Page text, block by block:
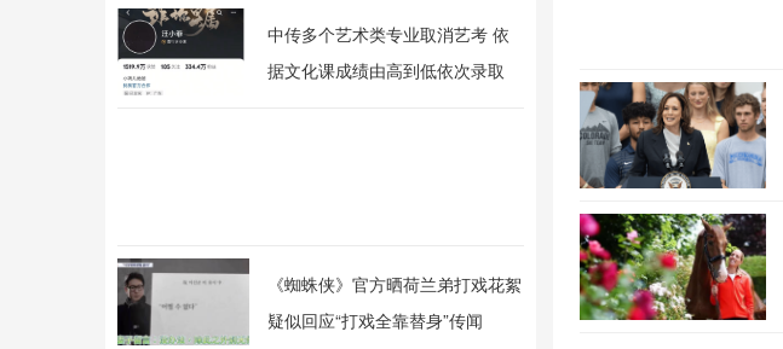
中传多个艺术类专业取消艺考 依
据文化课成绩由高到低依次录取
《蜘蛛侠》官方晒荷兰弟打戏花絮
疑似回应“打戏全靠替身”传闻